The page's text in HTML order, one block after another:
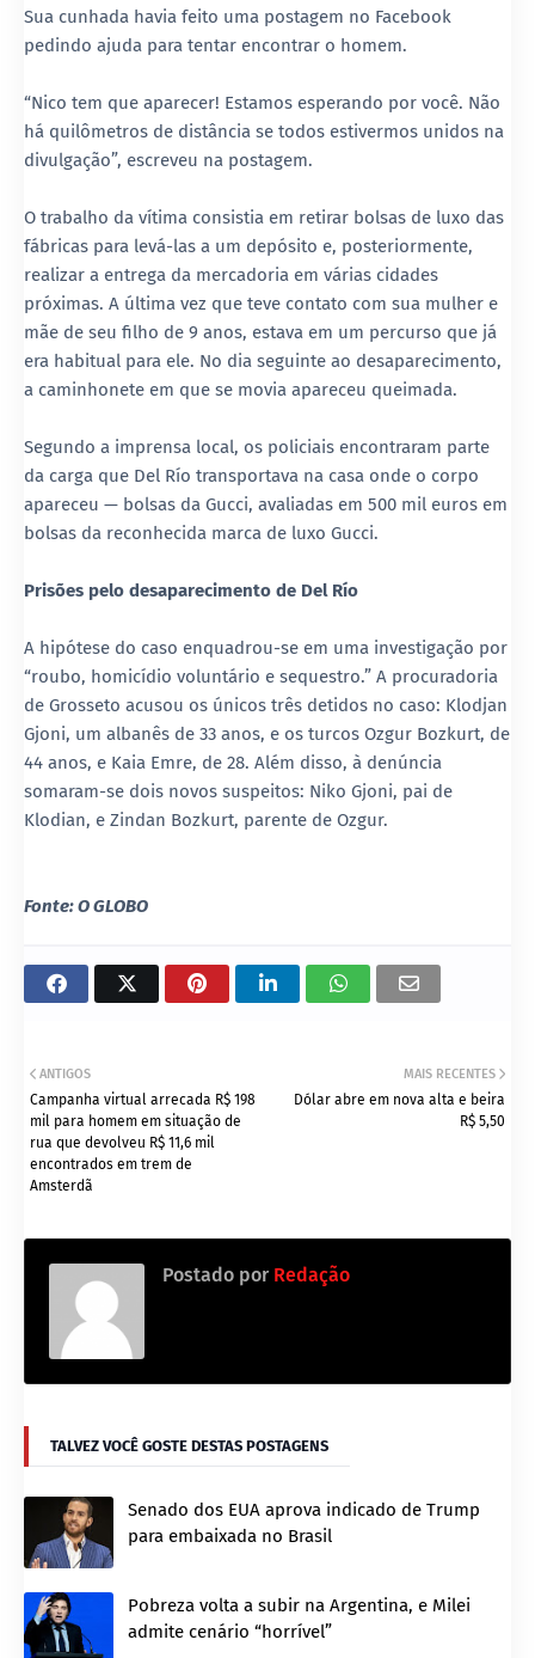
Sua cunhada havia feito uma postagem no Facebook
pedindo ajuda para tentar encontrar o homem.
“Nico tem que aparecer! Estamos esperando por você. Não
há quilômetros de distância se todos estivermos unidos na
divulgação”, escreveu na postagem.
O trabalho da vítima consistia em retirar bolsas de luxo das
fábricas para levá-las a um depósito e, posteriormente,
realizar a entrega da mercadoria em várias cidades
próximas. A última vez que teve contato com sua mulher e
mãe de seu filho de 9 anos, estava em um percurso que já
era habitual para ele. No dia seguinte ao desaparecimento,
a caminhonete em que se movia apareceu queimada.
Segundo a imprensa local, os policiais encontraram parte
da carga que Del Río transportava na casa onde o corpo
apareceu — bolsas da Gucci, avaliadas em 500 mil euros em
bolsas da reconhecida marca de luxo Gucci.
Prisões pelo desaparecimento de Del Río
A hipótese do caso enquadrou-se em uma investigação por
“roubo, homicídio voluntário e sequestro.” A procuradoria
de Grosseto acusou os únicos três detidos no caso: Klodjan
Gjoni, um albanês de 33 anos, e os turcos Ozgur Bozkurt, de
44 anos, e Kaia Emre, de 28. Além disso, à denúncia
somaram-se dois novos suspeitos: Niko Gjoni, pai de
Klodian, e Zindan Bozkurt, parente de Ozgur.
Fonte: O GLOBO
MAIS RECENTES
Dólar abre em nova alta e beira
R$ 5,50
ANTIGOS
Campanha virtual arrecada R$ 198
mil para homem em situação de
rua que devolveu R$ 11,6 mil
encontrados em trem de
Amsterdã
Postado por Redação
TALVEZ VOCÊ GOSTE DESTAS POSTAGENS
Senado dos EUA aprova indicado de Trump
para embaixada no Brasil
Pobreza volta a subir na Argentina, e Milei
admite cenário “horrível”